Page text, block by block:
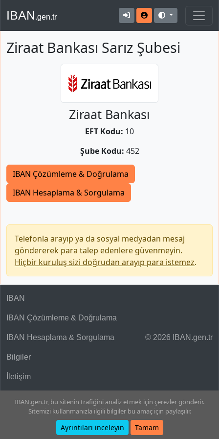
IBAN.gen.tr
Ziraat Bankası Sarız Şubesi
Ziraat Bankası
EFT Kodu: 10
Şube Kodu: 452
IBAN Çözümleme & Doğrulama
IBAN Hesaplama & Sorgulama
Telefonla arayıp ya da sosyal medyadan mesaj
göndererek para talep edenlere güvenmeyin.
Hiçbir kuruluş sizi doğrudan arayıp para istemez.
© 2026 IBAN.gen.tr
IBAN
IBAN Çözümleme & Doğrulama
IBAN Hesaplama & Sorgulama
Bilgiler
İletişim
IBAN.gen.tr, bu sitenin trafiğini analiz etmek için çerezler gönderir.
Sitemizi kullanmanızla ilgili bilgiler bu amaç için paylaşılır.
Ayrıntıları inceleyin Tamam